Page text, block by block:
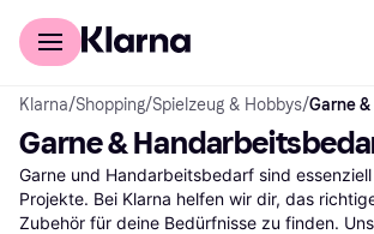
Für Shopper
Klarna/Shopping/Spielzeug & Hobbys/Garne
Garne &
Garne und Handarbeitsbedarf sind
Projekte. Bei Klarna helfen wir dir, das
Zubehör für deine Bedürfnisse zu finden.